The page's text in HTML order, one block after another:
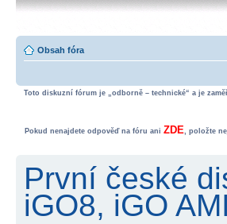
Obsah fóra
Toto diskuzní fórum je „odborně – technické“ a je
Pokud nenajdete odpověď na fóru ani ZDE, položte
První české
iGO8, iGO